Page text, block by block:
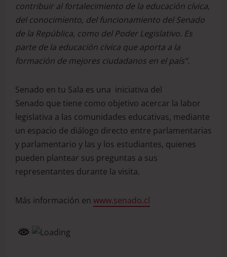
contribuir al fortalecimiento de la educación cívica,
del conocimiento, del funcionamiento del Senado
de la República, como del Poder Legislativo. Es
parte de la educación cívica que aporta a la
formación de mejores ciudadanos en el país”.
Senado en tu Sala es una iniciativa del
Senado que tiene como objetivo acercar la labor
legislativa a las comunidades educativas, mediante
un espacio de diálogo directo entre parlamentarias
y parlamentario y las y los estudiantes, quienes
pueden plantear sus preguntas a sus
representantes durante la visita.
Más información en www.senado.cl